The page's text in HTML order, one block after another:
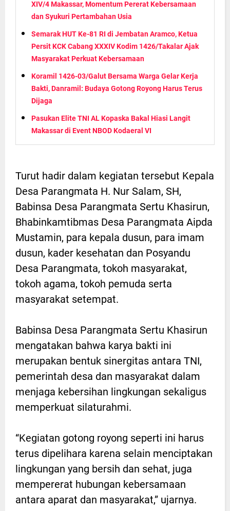
XIV/4 Makassar, Momentum Pererat Kebersamaan
dan Syukuri Pertambahan Usia
Semarak HUT Ke-81 RI di Jembatan Aramco, Ketua
Persit KCK Cabang XXXIV Kodim 1426/Takalar Ajak
Masyarakat Perkuat Kebersamaan
Koramil 1426-03/Galut Bersama Warga Gelar Kerja
Bakti, Danramil: Budaya Gotong Royong Harus Terus
Dijaga
Pasukan Elite TNI AL Kopaska Bakal Hiasi Langit
Makassar di Event NBOD Kodaeral VI
Turut hadir dalam kegiatan tersebut Kepala
Desa Parangmata H. Nur Salam, SH,
Babinsa Desa Parangmata Sertu Khasirun,
Bhabinkamtibmas Desa Parangmata Aipda
Mustamin, para kepala dusun, para imam
dusun, kader kesehatan dan Posyandu
Desa Parangmata, tokoh masyarakat,
tokoh agama, tokoh pemuda serta
masyarakat setempat.
Babinsa Desa Parangmata Sertu Khasirun
mengatakan bahwa karya bakti ini
merupakan bentuk sinergitas antara TNI,
pemerintah desa dan masyarakat dalam
menjaga kebersihan lingkungan sekaligus
memperkuat silaturahmi.
“Kegiatan gotong royong seperti ini harus
terus dipelihara karena selain menciptakan
lingkungan yang bersih dan sehat, juga
mempererat hubungan kebersamaan
antara aparat dan masyarakat,” ujarnya.